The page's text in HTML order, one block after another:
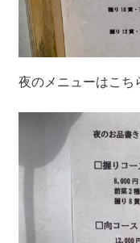
夜のメニューはこち